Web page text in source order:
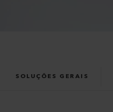
SOLUÇÕES GERAIS